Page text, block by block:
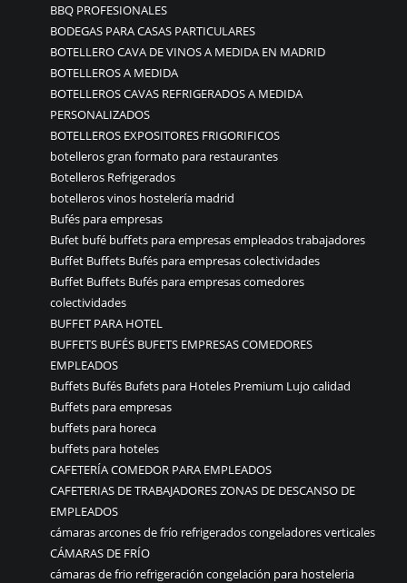
BBQ PROFESIONALES
BODEGAS PARA CASAS PARTICULARES
BOTELLERO CAVA DE VINOS A MEDIDA EN MADRID
BOTELLEROS A MEDIDA
BOTELLEROS CAVAS REFRIGERADOS A MEDIDA
PERSONALIZADOS
BOTELLEROS EXPOSITORES FRIGORIFICOS
botelleros gran formato para restaurantes
Botelleros Refrigerados
botelleros vinos hostelería madrid
Bufés para empresas
Bufet bufé buffets para empresas empleados trabajadores
Buffet Buffets Bufés para empresas colectividades
Buffet Buffets Bufés para empresas comedores
colectividades
BUFFET PARA HOTEL
BUFFETS BUFÉS BUFETS EMPRESAS COMEDORES
EMPLEADOS
Buffets Bufés Bufets para Hoteles Premium Lujo calidad
Buffets para empresas
buffets para horeca
buffets para hoteles
CAFETERÍA COMEDOR PARA EMPLEADOS
CAFETERIAS DE TRABAJADORES ZONAS DE DESCANSO DE
EMPLEADOS
cámaras arcones de frío refrigerados congeladores verticales
CÁMARAS DE FRÍO
cámaras de frio refrigeración congelación para hosteleria